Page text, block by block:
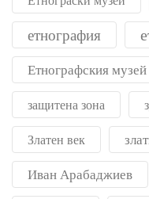
етнография
Етнографския музей
защитена зона
Златен век
Иван Арабаджиев